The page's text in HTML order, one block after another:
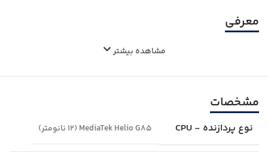
معرفی
مشاهده بیشتر
مشخصات
نوع پردازنده - CPU MediaTek Helio G85 (12 نانومتر)